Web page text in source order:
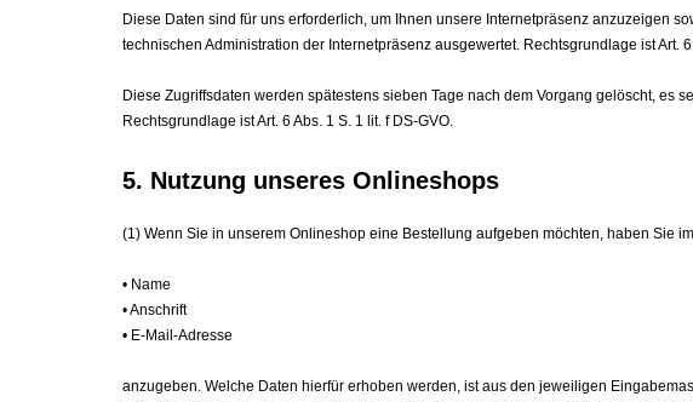
Diese Daten sind für uns erfоrderlich, um Ihnen unsere Internetpräsenz anzuzeigen
technischen Administration der Internetpräsenz ausgewertet. Rechtsgrundlage ist
Diese Zugriffsdaten werden spätestens sieben Tage nach dem Vorgang gelöscht,
Rechtsgrundlage ist Art. 6 Abs. 1 S. 1 lit. f DS-GVO.
5. Nutzung unseres Onlineshops
(1) Wenn Sie in unserem Onlineshop eine Bestellung aufgeben möchten, haben Sie
• Name
• Anschrift
• E-Mail-Adresse
anzugeben. Welche Daten hierfür erhoben werden, ist aus den jeweiligen